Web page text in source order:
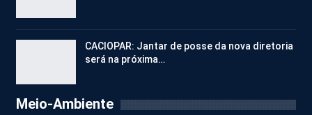
CACIOPAR: Jantar de posse da nova diretoria
será na próxima…
Meio-Ambiente